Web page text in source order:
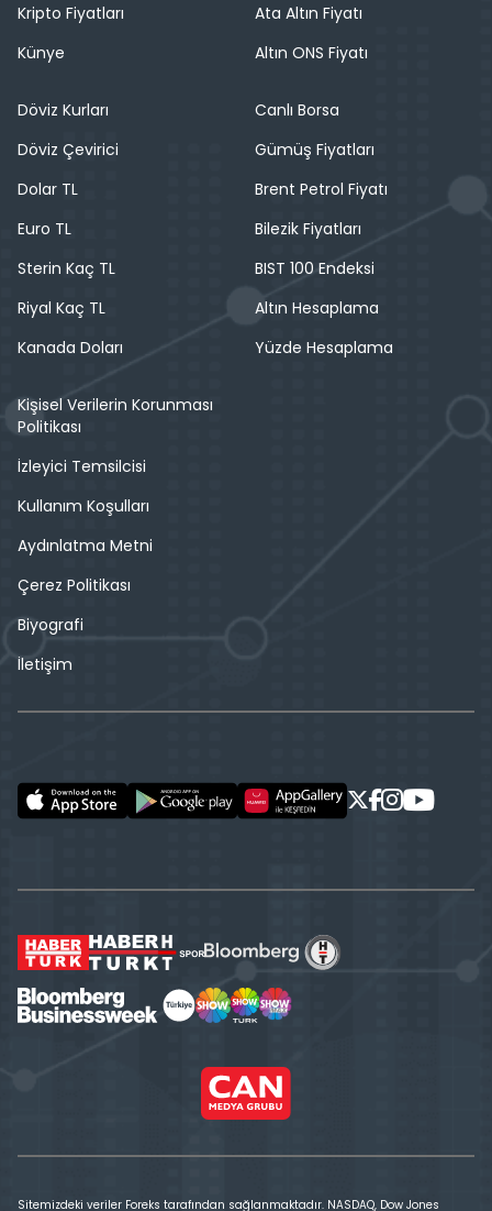
Kripto Fiyatları
Künye
Ata Altın Fiyatı
Altın ONS Fiyatı
Döviz Kurları
Döviz Çevirici
Dolar TL
Euro TL
Sterin Kaç TL
Riyal Kaç TL
Kanada Doları
Canlı Borsa
Gümüş Fiyatları
Brent Petrol Fiyatı
Bilezik Fiyatları
BIST 100 Endeksi
Altın Hesaplama
Yüzde Hesaplama
Kişisel Verilerin Korunması
Politikası
İzleyici Temsilcisi
Kullanım Koşulları
Aydınlatma Metni
Çerez Politikası
Biyografi
İletişim
Sitemizdeki veriler Foreks tarafından sağlanmaktadır. NASDAQ, Dow Jones